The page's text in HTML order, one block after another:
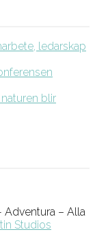
ledarskap
blir
Adventura – Alla
Studios